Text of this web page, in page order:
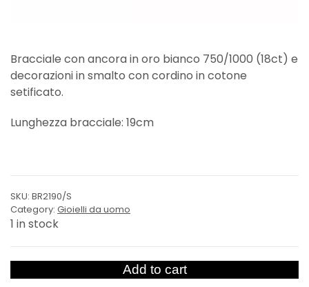
Bracciale con ancora in oro bianco 750/1000 (18ct) e
decorazioni in smalto con cordino in cotone
setificato.
Lunghezza bracciale: 19cm
SKU: BR2190/S
Category: Gioielli da uomo
1 in stock
Add to cart